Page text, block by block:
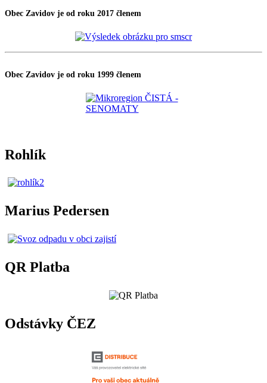
Obec Zavidov je od roku 2017 členem
Obec Zavidov je od roku 1999 členem
Rohlík
Marius Pedersen
QR Platba
Odstávky ČEZ